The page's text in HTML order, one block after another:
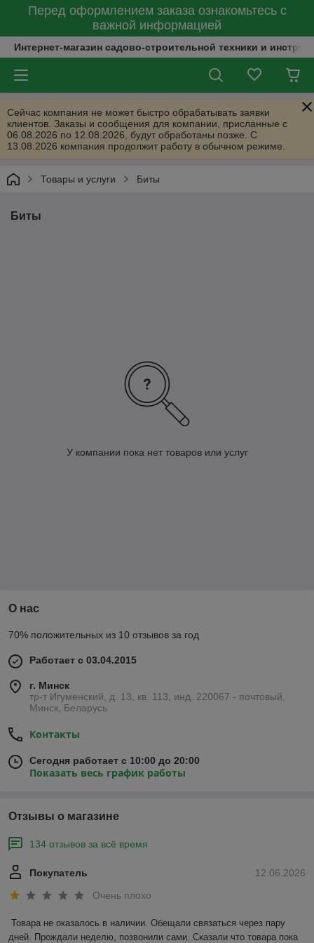
Перед оформлением заказа ознакомьтесь с
важной информацией
Интернет-магазин садово-строительной техники и
Сейчас компания не может быстро обрабатывать заявки
клиентов. Заказы и сообщения для компании, присланные с
06.08.2026 по 12.08.2026, будут обработаны позже. С
13.08.2026 компания продолжит работу в обычном режиме.
Товары и услуги Биты
Биты
У компании пока нет товаров или услуг
О нас
70% положительных из 10 отзывов за год
Работает с 03.04.2015
г. Минск
тр-т Игуменский, д. 13, кв. 113, инд. 220067 - почтовый,
Минск, Беларусь
Контакты
Сегодня работает с 10:00 до 20:00
Показать весь график работы
Отзывы о магазине
134 отзывов за всё время
12.06.2026
Покупатель
Очень плохо
Товара не оказалось в наличии. Обещали связаться через пару
дней. Прождали неделю, позвонили сами. Сказали что товара пока